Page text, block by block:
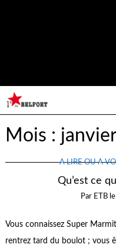
Mois :
A LIRE OU À
Qu’est ce
Par ETB le
Vous connaissez Super
rentrez tard du boulot ; vous